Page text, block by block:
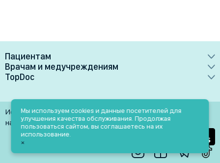
Пациентам
Врачи
Клиники
Лаборатории
Услуги
Блог
Акции и скидки
Врачам и медучреждениям
Преимущества
Медучреждениям
Врачам
TopDoc
Контакты
Помощь
Использование материалов разрешено только при
наличии активной ссылки на источник
Мы используем cookies и данные посетителей для
улучшения качества обслуживания. Продолжая
пользоваться сайтом, вы соглашаетесь на их
использование.
×